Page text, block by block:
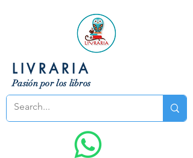
LIVRARIA
Pasión por los libros